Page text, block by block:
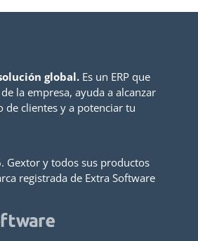
global.Es un ERP que
la empresa, ayuda a alcanzar
de clientes y a potenciar tu
Gextor y todos sus productos
registrada de Extra Software